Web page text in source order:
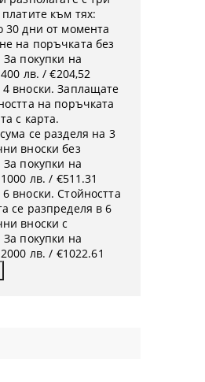
към тях:
30 дни от момента
на поръчката без
покупки на
лв. / €204,52
вноски. Заплащате
на поръчката
с карта.
се разделя на 3
вноски без
покупки на
лв. / €511.31
вноски. Стойността
се разпределя в 6
вноски с
покупки на
лв. / €1022.61